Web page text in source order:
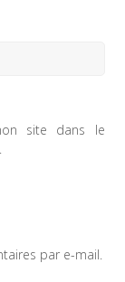
site dans le
par e-mail.